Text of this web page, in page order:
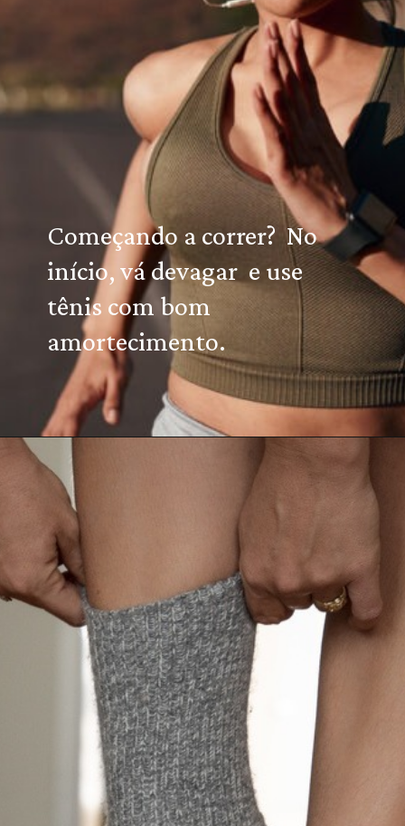
Começando a correr? No
início, vá devagar e use
tênis com bom
amortecimento.